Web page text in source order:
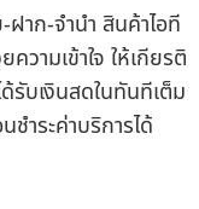
าก-จำนำ สินค้าไอที
วามเข้าใจ ให้เกียรติ
รับเงินสดในทันทีเต็ม
ำระค่าบริการได้